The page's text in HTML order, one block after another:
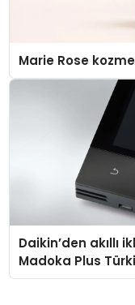
Marie Rose
Daikin’den akıllı
Madoka Plus